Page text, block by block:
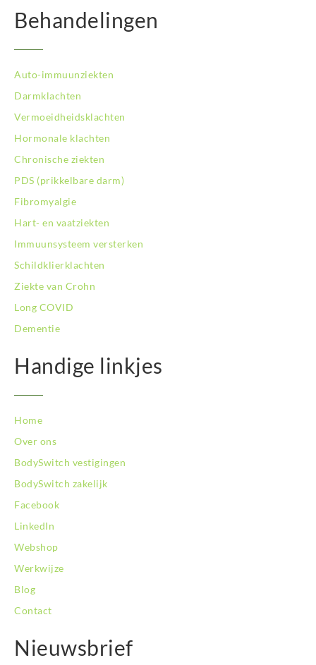
BodySwitch Lelystad
BodySwitch Maastricht
BodySwitch Nijmegen
BodySwitch Oss
BodySwitch Purmerend
BodySwitch Rotterdam-Centrum
BodySwitch Rotterdam-Kralingen
BodySwitch Rotterdam-Oost
BodySwitch Schiedam
BodySwitch Tiel
BodySwitch Tilburg
BodySwitch Utrecht
BodySwitch Veluwe
BodySwitch Vlaardingen
BodySwitch Wageningen
BodySwitch Zaandam
BodySwitch Zeist
BodySwitch Zoetermeer
BodySwitch Zwolle
Behandelingen
Auto-immuunziekten
Darmklachten
Vermoeidheidsklachten
Hormonale klachten
Chronische ziekten
PDS (prikkelbare darm)
Fibromyalgie
Hart- en vaatziekten
Immuunsysteem versterken
Schildklierklachten
Ziekte van Crohn
Long COVID
Dementie
Handige linkjes
Home
Over ons
BodySwitch vestigingen
BodySwitch zakelijk
Facebook
LinkedIn
Webshop
Werkwijze
Blog
Contact
Nieuwsbrief